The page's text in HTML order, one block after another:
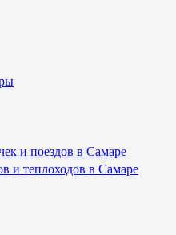
и поездов в Самаре
и теплоходов в Самаре